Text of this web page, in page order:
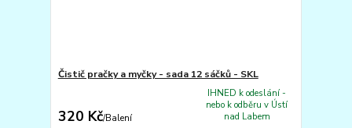
Čistič pračky a myčky - sada 12 sáčků - SKL
320 Kč/Balení
IHNED k odeslání -
nebo k odběru v Ústí
nad Labem